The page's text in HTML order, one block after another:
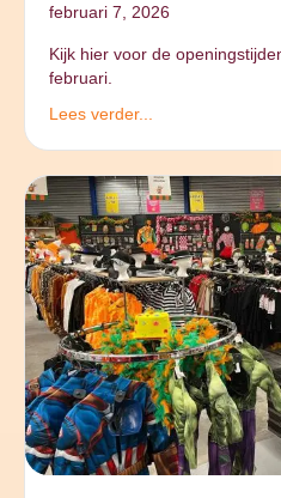
februari 7, 2026
Kijk hier voor de
februari.
Lees verder...